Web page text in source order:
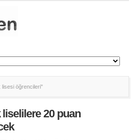
lisesi öğrencileri"
liselilere 20 puan